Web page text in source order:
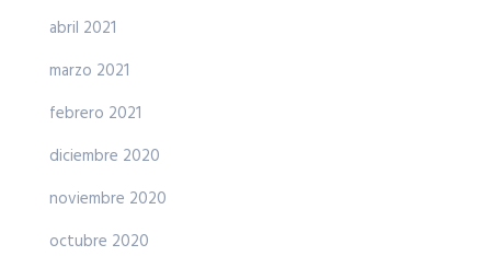
abril 2021
marzo 2021
febrero 2021
diciembre 2020
noviembre 2020
octubre 2020